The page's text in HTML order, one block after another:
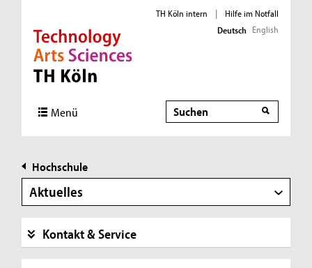
Direkt zur Hauptnavigation
Direkt zur Subnavigation
Direkt zum Inhalt
Direkt zum Fußbereich
TH Köln intern |
Hilfe im Notfall
Deutsch English
Menü Suche
Hochschule
Aktuelles
Kontakt & Service